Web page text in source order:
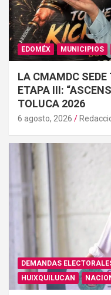
EDOMÉX MUNICIPIOS
LA CMAMDC
ETAPA III:
TOLUCA 2026
6 agosto, 2026
DEMANDAS
HUIXQUILUCAN